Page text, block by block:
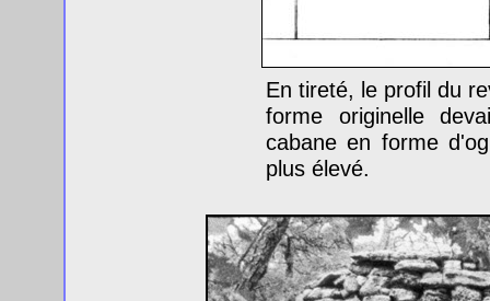
En tireté, le profil du
forme originelle
cabane en forme
plus élevé.